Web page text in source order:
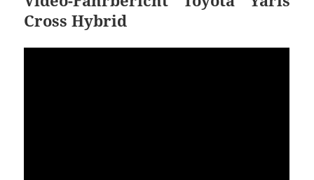
Cross Hybrid